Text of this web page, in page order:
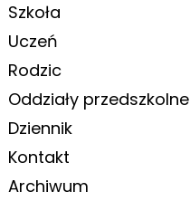
Szkoła
Uczeń
Rodzic
Oddziały przedszkolne
Dziennik
Kontakt
Archiwum